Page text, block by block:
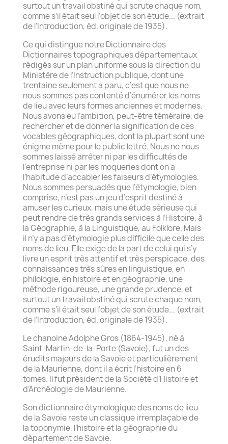
surtout un travail obstiné qui scrute chaque nom,
comme s’il était seul l’objet de son étude... (extrait
de l’Introduction, éd. originale de 1935).
Ce qui distingue notre Dictionnaire des
Dictionnaires topographiques départementaux
rédigés sur un plan uniforme sous la direction du
Ministère de l’Instruction publique, dont une
trentaine seulement a paru, c’est que nous ne
nous sommes pas contenté d’énumérer les noms
de lieu avec leurs formes anciennes et modernes.
Nous avons eu l’ambition, peut-être téméraire, de
rechercher et de donner la signification de ces
vocables géographiques, dont la plupart sont une
énigme même pour le public lettré. Nous ne nous
sommes laissé arrêter ni par les difficultés de
l’entreprise ni par les moqueries dont on a
l’habitude d’accabler les faiseurs d’étymologies.
Nous sommes persuadés que l’étymologie, bien
comprise, n’est pas un jeu d’esprit destiné à
amuser les curieux, mais une étude sérieuse qui
peut rendre de très grands services à l’Histoire, à
la Géographie, à la Linguistique, au Folklore. Mais
il n’y a pas d’étymologie plus difficile que celle des
noms de lieu. Elle exige de la part de celui qui s’y
livre un esprit très attentif et très perspicace, des
connaissances très sûres en linguistique, en
philologie, en histoire et en géographie, une
méthode rigoureuse, une grande prudence, et
surtout un travail obstiné qui scrute chaque nom,
comme s’il était seul l’objet de son étude... (extrait
de l’Introduction, éd. originale de 1935).
Le chanoine Adolphe Gros (1864-1945), né à
Saint-Martin-de-la-Porte (Savoie), fut un des
érudits majeurs de la Savoie et particulièrement
de la Maurienne, dont il a écrit l’histoire en 6
tomes. Il fut président de la Société d’Histoire et
d’Archéologie de Maurienne.
Son dictionnaire étymologique des noms de lieu
de la Savoie reste un classique irremplaçable de
la toponymie, l’histoire et la géographie du
département de Savoie.